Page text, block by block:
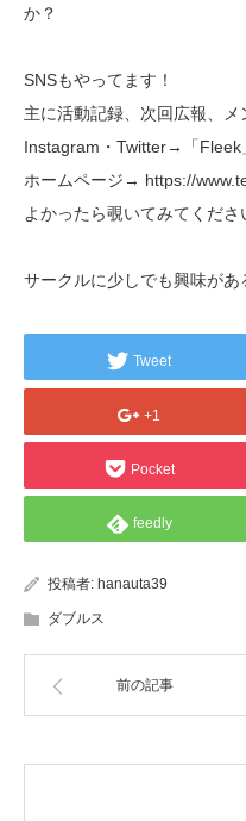
か？
SNSもやってます！
主に活動記録、次回広報、メ
Instagram・Twitter→「Fleek
ホームページ→ https://
よかったら覗いてみてくださ
サークルに少しでも興味があ
Tweet
+1
Pocket
feedly
投稿者: hanauta39
ダブルス
前の記事